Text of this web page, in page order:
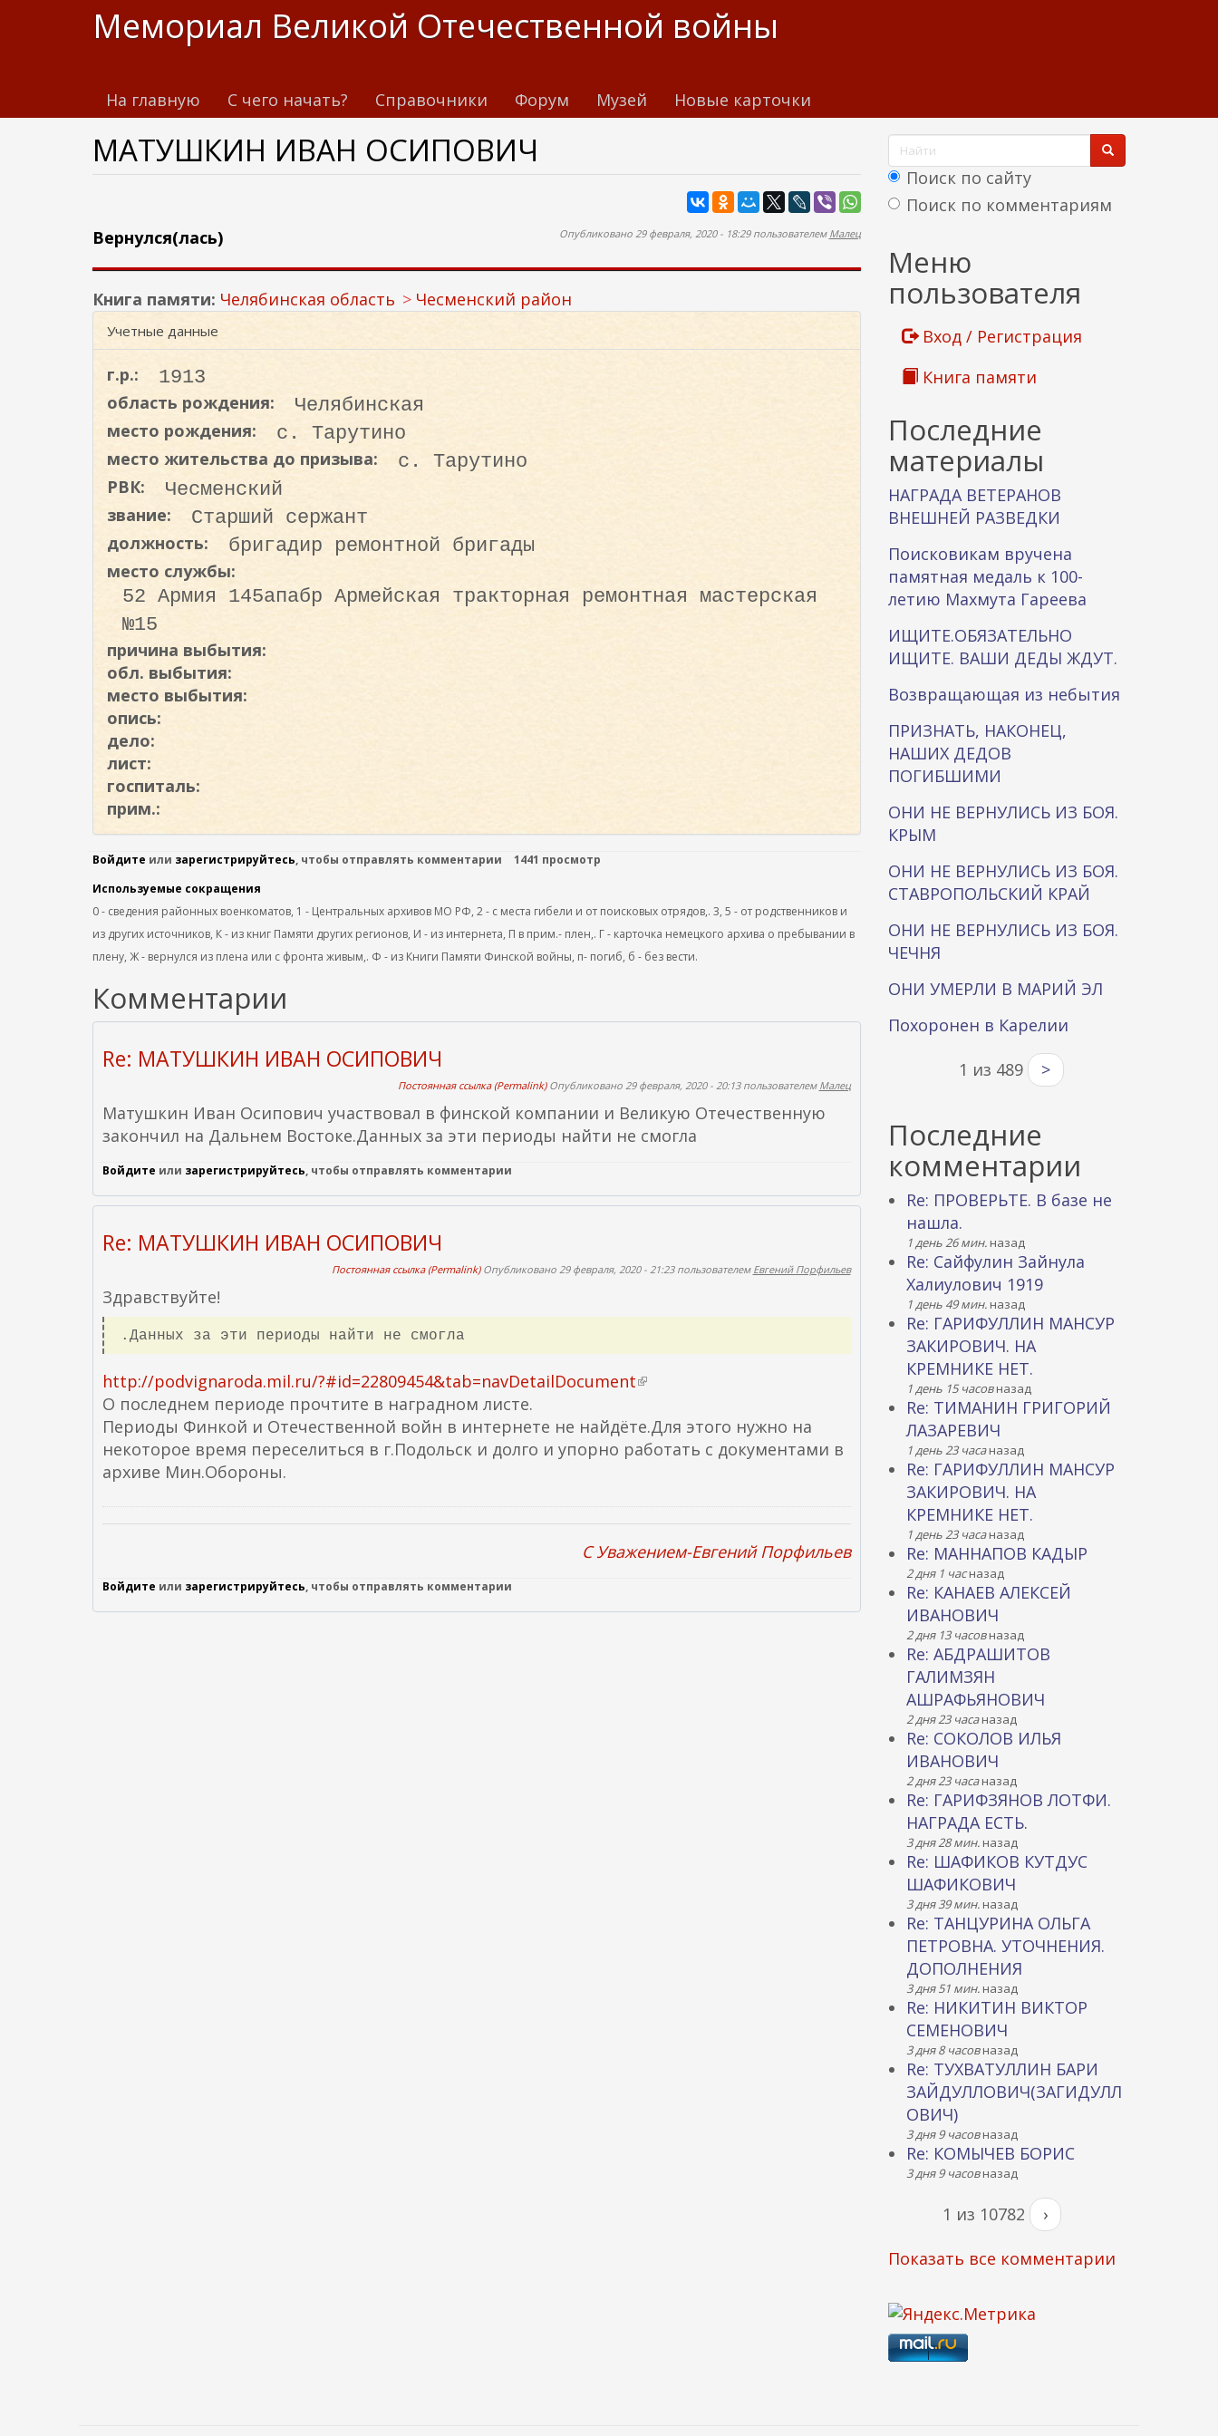
т
Мемориал Великой Отечественной войны
На главную С чего начать? Справочники Форум Музей Новые карточки
МАТУШКИН ИВАН ОСИПОВИЧ
Опубликовано 29 февраля, 2020 - 18:29 пользователем Малец
Вернулся(лась)
Книга памяти: Челябинская область Чесменский район
Учетные данные
г.р.: 1913
область рождения: Челябинская
место рождения: с. Тарутино
место жительства до призыва: с. Тарутино
РВК: Чесменский
звание: Старший сержант
должность: бригадир ремонтной бригады
место службы:
52 Армия 145апабр Армейская тракторная ремонтная мастерская
№15
причина выбытия:
обл. выбытия:
место выбытия:
опись:
дело:
лист:
госпиталь:
прим.:
Войдите или зарегистрируйтесь, чтобы отправлять комментарии
1441 просмотр
Используемые сокращения
0 - сведения районных военкоматов, 1 - Центральных архивов МО РФ, 2 - с места гибели и от поисковых отрядов,. 3, 5 - от родственников и
из других источников, К - из книг Памяти других регионов, И - из интернета, П в прим.- плен,. Г - карточка немецкого архива о пребывании в
плену, Ж - вернулся из плена или с фронта живым,. Ф - из Книги Памяти Финской войны, п- погиб, б - без вести.
Комментарии
Re: МАТУШКИН ИВАН ОСИПОВИЧ
Постоянная ссылка (Permalink)Опубликовано 29 февраля, 2020 - 20:13 пользователем Малец
Матушкин Иван Осипович участвовал в финской компании и Великую Отечественную
закончил на Дальнем Востоке.Данных за эти периоды найти не смогла
Войдите или зарегистрируйтесь, чтобы отправлять комментарии
Re: МАТУШКИН ИВАН ОСИПОВИЧ
Постоянная ссылка (Permalink)Опубликовано 29 февраля, 2020 - 21:23 пользователем Евгений Порфильев
Здравствуйте!
.Данных за эти периоды найти не смогла
http://podvignaroda.mil.ru/?#id=22809454&tab=navDetailDocument(
н
е
с
ы
О последнем периоде прочтите в наградном листе.
Периоды Финкой и Отечественной войн в интернете не найдёте.Для этого нужно на
некоторое время переселиться в г.Подольск и долго и упорно работать с документами в
архиве Мин.Обороны.
C Уважением-Евгений Порфильев
Войдите или зарегистрируйтесь, чтобы отправлять комментарии
Ф
о
р
а
п
о
и
к
а
Поиск по сайту
Поиск по комментариям
Меню
пользователя
Вход / Регистрация
Книга памяти
Последние
материалы
НАГРАДА ВЕТЕРАНОВ
ВНЕШНЕЙ РАЗВЕДКИ
Поисковикам вручена
памятная медаль к 100-
летию Махмута Гареева
ИЩИТЕ.ОБЯЗАТЕЛЬНО
ИЩИТЕ. ВАШИ ДЕДЫ ЖДУТ.
Возвращающая из небытия
ПРИЗНАТЬ, НАКОНЕЦ,
НАШИХ ДЕДОВ
ПОГИБШИМИ
ОНИ НЕ ВЕРНУЛИСЬ ИЗ БОЯ.
КРЫМ
ОНИ НЕ ВЕРНУЛИСЬ ИЗ БОЯ.
СТАВРОПОЛЬСКИЙ КРАЙ
ОНИ НЕ ВЕРНУЛИСЬ ИЗ БОЯ.
ЧЕЧНЯ
ОНИ УМЕРЛИ В МАРИЙ ЭЛ
Похоронен в Карелии
1 из 489 >
Последние
комментарии
Re: ПРОВЕРЬТЕ. В базе не
нашла.
1 день 26 мин.назад
Re: Сайфулин Зайнула
Халиулович 1919
1 день 49 мин.назад
Re: ГАРИФУЛЛИН МАНСУР
ЗАКИРОВИЧ. НА
КРЕМНИКЕ НЕТ.
1 день 15 часовназад
Re: ТИМАНИН ГРИГОРИЙ
ЛАЗАРЕВИЧ
1 день 23 часаназад
Re: ГАРИФУЛЛИН МАНСУР
ЗАКИРОВИЧ. НА
КРЕМНИКЕ НЕТ.
1 день 23 часаназад
Re: МАННАПОВ КАДЫР
2 дня 1 часназад
Re: КАНАЕВ АЛЕКСЕЙ
ИВАНОВИЧ
2 дня 13 часовназад
Re: АБДРАШИТОВ
ГАЛИМЗЯН
АШРАФЬЯНОВИЧ
2 дня 23 часаназад
Re: СОКОЛОВ ИЛЬЯ
ИВАНОВИЧ
2 дня 23 часаназад
Re: ГАРИФЗЯНОВ ЛОТФИ.
НАГРАДА ЕСТЬ.
3 дня 28 мин.назад
Re: ШАФИКОВ КУТДУС
ШАФИКОВИЧ
3 дня 39 мин.назад
Re: ТАНЦУРИНА ОЛЬГА
ПЕТРОВНА. УТОЧНЕНИЯ.
ДОПОЛНЕНИЯ
3 дня 51 мин.назад
Re: НИКИТИН ВИКТОР
СЕМЕНОВИЧ
3 дня 8 часовназад
Re: ТУХВАТУЛЛИН БАРИ
ЗАЙДУЛЛОВИЧ(ЗАГИДУЛЛ
ОВИЧ)
3 дня 9 часовназад
Re: КОМЫЧЕВ БОРИС
3 дня 9 часовназад
1 из 10782 ›
Показать все комментарии